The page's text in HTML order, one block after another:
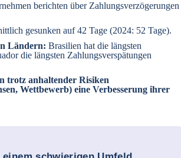
berichten über Zahlungsverzögerungen
gesunken auf 42 Tage (2024: 52 Tage).
Ländern: Brasilien hat die längsten
die längsten Zahlungsverspätungen
trotz anhaltender Risiken
Wettbewerb) eine Verbesserung ihrer